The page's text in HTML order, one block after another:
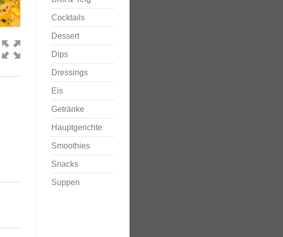
Cocktails
Dessert
Dips
Dressings
Eis
Getränke
Hauptgerichte
Smoothies
Snacks
Suppen